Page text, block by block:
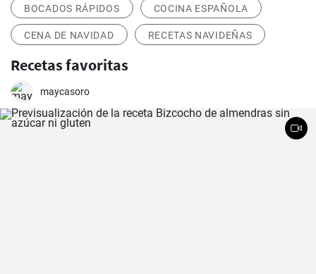
BOCADOS RÁPIDOS COCINA ESPAÑOLA
CENA DE NAVIDAD RECETAS NAVIDEÑAS
Recetas favoritas
maycasoro